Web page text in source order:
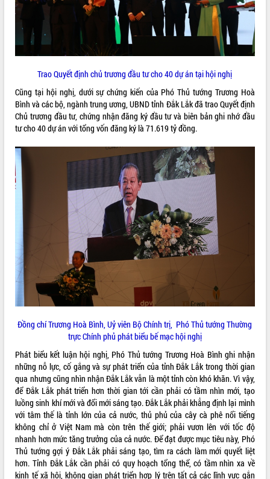
Nâng cao hiệu quả hoạt động của các
doanh nghiệp nhà nước
Hội nghị triển khai kết nối mạng
truyền số liệu chuyên dùng phục vụ cơ
Lễ phát động chuỗi hoạt động chung
tay làm sạch môi trường
Xã Ea Kar bước chuyển mình trong
công tác cải cách hành chính mô hình
mới
năm 2026
Hội thảo khoa học “Giải pháp thúc đẩy
phát triển nền kinh tế xanh tại tỉnh
Đắk Lắk”
Tăng cường giám sát, đôn đốc thực
hiện nhiệm vụ quản lý tài sản công
Tháo gỡ những vướng mắc, đẩy mạnh
công tác cải cách thủ tục hành chính
tại Trung tâm Phục vụ hành chính
công tỉnh
Đắk Lắk: Tôn vinh 46 giải pháp tại Hội
Đắk Lắk rà soát, điều chỉnh Đề án 190
về phát triển nuôi trồng thủy sản
Phó Chủ tịch UBND tỉnh Đắk Lắk
Trương Công Thái kiểm tra thực địa
Dự án cao tốc Khánh Hòa - Buôn Ma
Thuột
Định vị cà phê Việt Nam như một “di
sản sống” trong dòng chảy toàn cầu
Xây dựng nông thôn mới: Nâng cao đời
sống người dân từ những mô hình thiết
thực
Quyết liệt tháo gỡ vướng mắc, đẩy
Trao Quyết định chủ trương đầu tư cho 40 dự án tại hội nghị
Cũng tại hội nghị, dưới sự chứng kiến của Phó Thủ tướng Trương Hoà
Bình và các bộ, ngành trung ương, UBND tỉnh Đắk Lắk đã trao Quyết định
Chủ trương đầu tư, chứng nhận đăng ký đầu tư và biên bản ghi nhớ đầu
tư cho 40 dự án với tổng vốn đăng ký là 71.619 tỷ đồng.
Đồng chí Trương Hoà Bình, Uỷ viên Bộ Chính trị, Phó Thủ tướng Thường
trực Chính phủ phát biểu bế mạc hội nghị
Phát biểu kết luận hội nghị, Phó Thủ tướng Trương Hoà Bình ghi nhận
những nỗ lực, cố gắng và sự phát triển của tỉnh Đắk Lắk trong thời gian
qua nhưng cũng nhìn nhận Đắk Lắk vẫn là một tỉnh còn khó khăn. Vì vậy,
để Đắk Lắk phát triển hơn thời gian tới cần phải có tầm nhìn mới, tạo
luồng sinh khí mới và đổi mới sáng tạo. Đắk Lắk phải khẳng định lại mình
với tâm thế là tỉnh lớn của cả nước, thủ phủ của cây cà phê nổi tiếng
không chỉ ở Việt Nam mà còn trên thế giới; phải vươn lên với tốc độ
nhanh hơn mức tăng trưởng của cả nước. Để đạt được mục tiêu này, Phó
Thủ tướng gợi ý Đắk Lắk phải sáng tạo, tìm ra cách làm mới quyết liệt
hơn. Tỉnh Đắk Lắk cần phải có quy hoạch tổng thể, có tầm nhìn xa về
kinh tế xã hội, không gian phát triển hợp lý trên tất cả các lĩnh vực gắn